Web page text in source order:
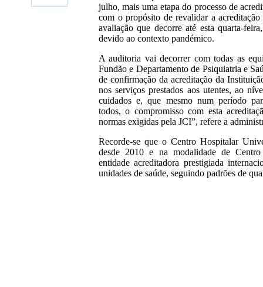
julho, mais uma etapa do processo de
com o propósito de revalidar a
avaliação que decorre até esta quarta-
devido ao contexto pandémico.
A auditoria vai decorrer com todas as
Fundão e Departamento de Psiquiatria e
de confirmação da acreditação da
nos serviços prestados aos utentes, ao
cuidados e, que mesmo num período
todos, o compromisso com esta
normas exigidas pela JCI”, refere a
Recorde-se que o Centro Hospitalar
desde 2010 e na modalidade de
entidade acreditadora prestigiada
unidades de saúde, seguindo padrões de